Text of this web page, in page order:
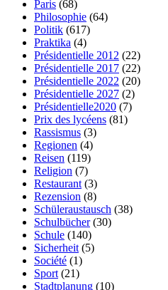
Paris (68)
Philosophie (64)
Politik (617)
Praktika (4)
Présidentielle 2012 (22)
Présidentielle 2017 (22)
Présidentielle 2022 (20)
Présidentielle 2027 (2)
Présidentielle2020 (7)
Prix des lycéens (81)
Rassismus (3)
Regionen (4)
Reisen (119)
Religion (7)
Restaurant (3)
Rezension (8)
Schüleraustausch (38)
Schulbücher(30)
Schule (140)
Sicherheit (5)
Société (1)
Sport (21)
Stadtplanung (10)